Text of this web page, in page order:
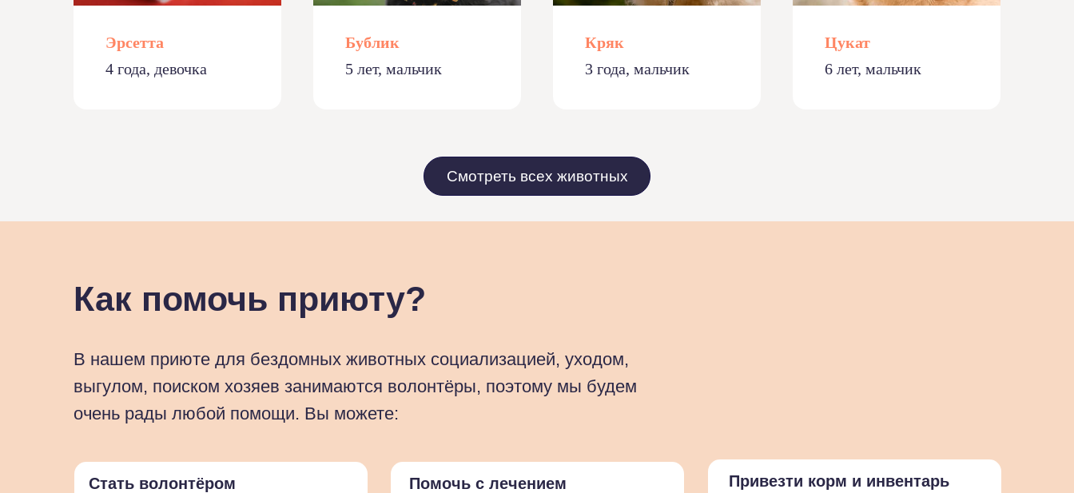
Эрсетта
4 года, девочка
Бублик
5 лет, мальчик
Кряк
3 года, мальчик
Цукат
6 лет, мальчик
Смотреть всех животных
Как помочь приюту?
В нашем приюте для бездомных животных социализацией, уходом,
выгулом, поиском хозяев занимаются волонтёры, поэтому мы будем
очень рады любой помощи. Вы можете:
Стать волонтёром Помочь с лечением Привезти корм и инвентарь